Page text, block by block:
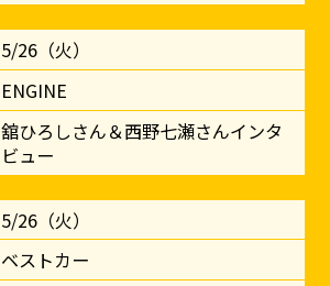
5/26（火）
ENGINE
舘ひろしさん＆西野七瀬さんインタ
ビュー
5/26（火）
ベストカー